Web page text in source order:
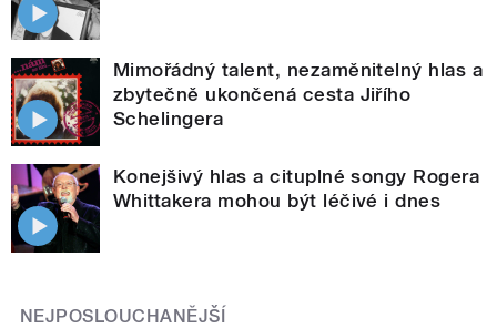
Mimořádný talent, nezaměnitelný hlas a
zbytečně ukončená cesta Jiřího
Schelingera
Konejšivý hlas a cituplné songy Rogera
Whittakera mohou být léčivé i dnes
NEJPOSLOUCHANĚJŠÍ